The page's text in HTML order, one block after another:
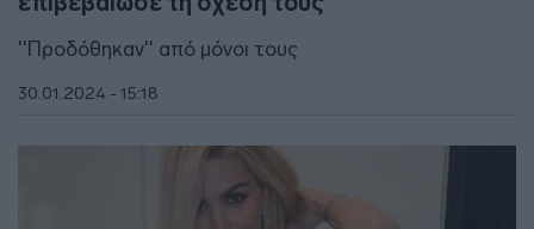
''Προδόθηκαν'' από μόνοι τους
30.01.2024 - 15:18